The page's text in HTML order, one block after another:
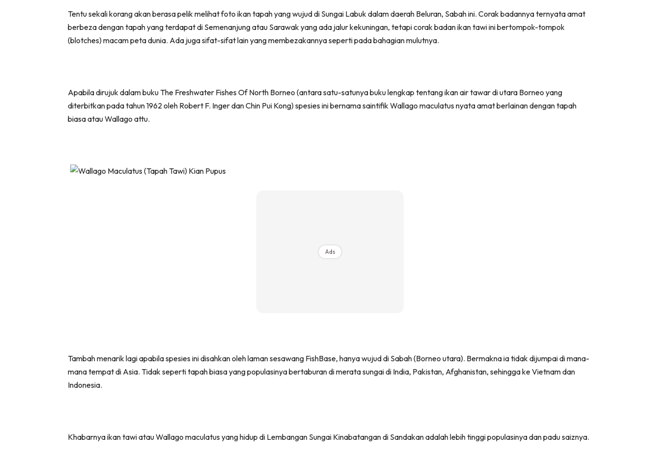
Tentu sekali korang akan berasa pelik melihat foto ikan tapah yang wujud di Sungai Labuk dalam daerah Beluran, Sabah ini. Corak badannya ternyata amat
berbeza dengan tapah yang terdapat di Semenanjung atau Sarawak yang ada jalur kekuningan, tetapi corak badan ikan tawi ini bertompok-tompok
(blotches) macam peta dunia. Ada juga sifat-sifat lain yang membezakannya seperti pada bahagian mulutnya.
Apabila dirujuk dalam buku The Freshwater Fishes Of North Borneo (antara satu-satunya buku lengkap tentang ikan air tawar di utara Borneo yang
diterbitkan pada tahun 1962 oleh Robert F. Inger dan Chin Pui Kong) spesies ini bernama saintifik Wallago maculatus nyata amat berlainan dengan tapah
biasa atau Wallago attu.
Ads
Tambah menarik lagi apabila spesies ini disahkan oleh laman sesawang FishBase, hanya wujud di Sabah (Borneo utara). Bermakna ia tidak dijumpai di mana-
mana tempat di Asia. Tidak seperti tapah biasa yang populasinya bertaburan di merata sungai di India, Pakistan, Afghanistan, sehingga ke Vietnam dan
Indonesia.
Khabarnya ikan tawi atau Wallago maculatus yang hidup di Lembangan Sungai Kinabatangan di Sandakan adalah lebih tinggi populasinya dan padu saiznya.